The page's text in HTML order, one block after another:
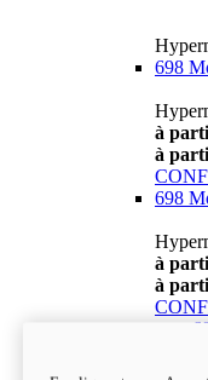
698
à
à
698
à
à